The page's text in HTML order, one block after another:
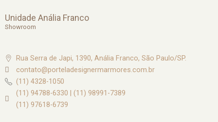
m
Unidade Anália Franco
Showroom
Rua Serra de Japi, 1390, Anália Franco, São Paulo/SP.
contato@porteladesignermarmores.com.br
(11) 4328-1050
(11) 94788-6330 | (11) 98991-7389
(11) 97618-6739